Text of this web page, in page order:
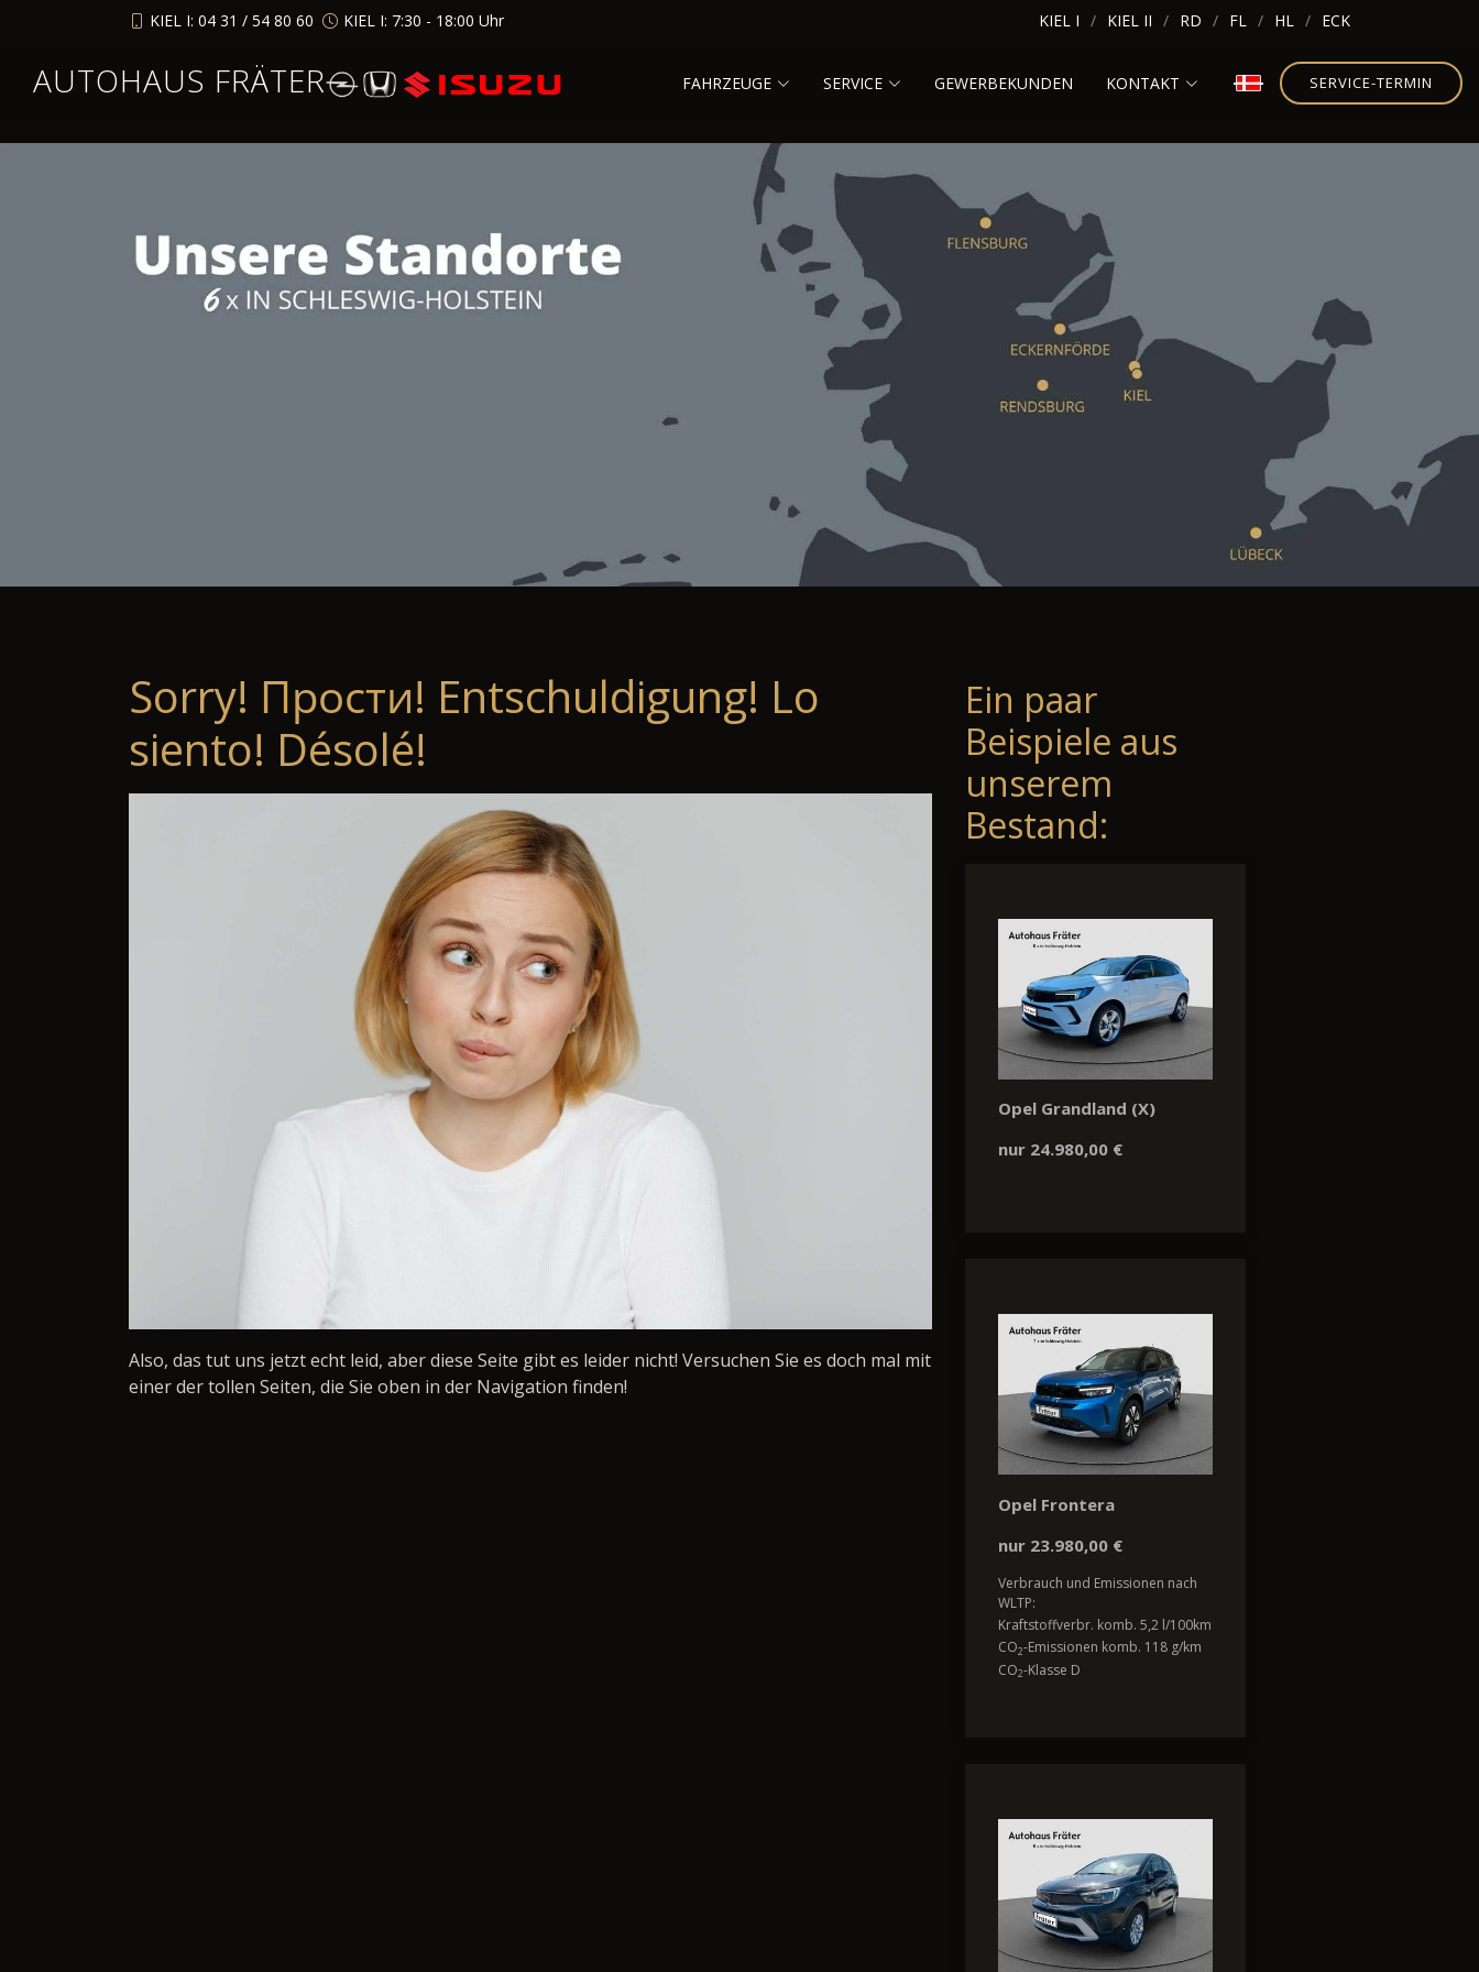
KIEL I: 04 31 / 54 80 60 KIEL I: 7:30 - 18:00 Uhr KIEL I KIEL II RD FL HL ECK
AUTOHAUS FRÄTER FAHRZEUGE SERVICE GEWERBEKUNDEN KONTAKT SERVICE-TERMIN
Sorry! Прости! Entschuldigung! Lo
siento! Désolé!
Also, das tut uns jetzt echt leid, aber diese Seite gibt es leider nicht! Versuchen Sie es doch mal mit
einer der tollen Seiten, die Sie oben in der Navigation finden!
Ein paar
Beispiele aus
unserem
Bestand:
Opel Grandland (X)
nur 24.980,00 €
Opel Frontera
nur 23.980,00 €
Verbrauch und Emissionen nach
WLTP:
Kraftstoffverbr. komb. 5,2 l/100km
CO2-Emissionen komb. 118 g/km
CO2-Klasse D